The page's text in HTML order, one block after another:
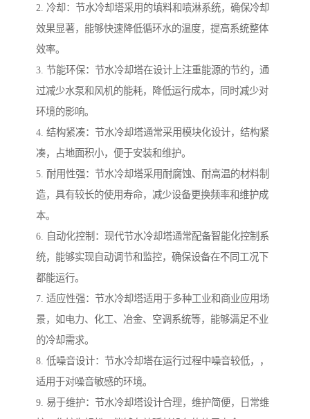
2. 冷却：节水冷却塔采用的填料和喷淋系统，确保冷却
效果显著，能够快速降低循环水的温度，提高系统整体
效率。
3. 节能环保：节水冷却塔在设计上注重能源的节约，通
过减少水泵和风机的能耗，降低运行成本，同时减少对
环境的影响。
4. 结构紧凑：节水冷却塔通常采用模块化设计，结构紧
凑，占地面积小，便于安装和维护。
5. 耐用性强：节水冷却塔采用耐腐蚀、耐高温的材料制
造，具有较长的使用寿命，减少设备更换频率和维护成
本。
6. 自动化控制：现代节水冷却塔通常配备智能化控制系
统，能够实现自动调节和监控，确保设备在不同工况下
都能运行。
7. 适应性强：节水冷却塔适用于多种工业和商业应用场
景，如电力、化工、冶金、空调系统等，能够满足不业
的冷却需求。
8. 低噪音设计：节水冷却塔在运行过程中噪音较低，，
适用于对噪音敏感的环境。
9. 易于维护：节水冷却塔设计合理，维护简便，日常维